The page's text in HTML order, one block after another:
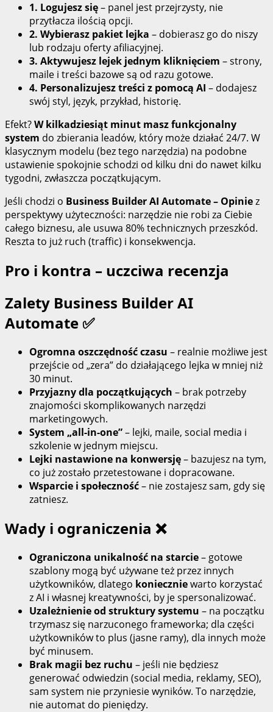
1. Logujesz się– panel jest przejrzysty, nie
przytłacza ilością opcji.
2. Wybierasz pakiet lejka – dobierasz go do niszy
lub rodzaju oferty afiliacyjnej.
3. Aktywujesz lejek jednym kliknięciem – strony,
maile i treści bazowe są od razu gotowe.
4. Personalizujesz treści z pomocą AI – dodajesz
swój styl, język, przykład, historię.
Efekt?W kilkadziesiąt minut masz funkcjonalny
system do zbierania leadów, który może działać 24/7. W
klasycznym modelu (bez tego narzędzia) na podobne
ustawienie spokojnie schodzi od kilku dni do nawet kilku
tygodni, zwłaszcza początkującym.
Jeśli chodzi o Business Builder AI Automate – Opiniez
perspektywy użyteczności: narzędzie nie robi za Ciebie
całego biznesu, ale usuwa 80% technicznych przeszkód.
Reszta to już ruch (traffic) i konsekwencja.
Pro i kontra – uczciwa recenzja
Zalety Business Builder AI
Automate ✅
Ogromna oszczędność czasu – realnie możliwe jest
przejście od „zera” do działającego lejka w mniej niż
30 minut.
Przyjazny dla początkujących – brak potrzeby
znajomości skomplikowanych narzędzi
marketingowych.
System „all‑in‑one”– lejki, maile, social media i
szkolenie w jednym miejscu.
Lejki nastawione na konwersję– bazujesz na tym,
co już zostało przetestowane i dopracowane.
Wsparcie i społeczność– nie zostajesz sam, gdy się
zatniesz.
Wady i ograniczenia ❌
Ograniczona unikalność na starcie– gotowe
szablony mogą być używane też przez innych
użytkowników, dlatego konieczniewarto korzystać
z AI i własnej kreatywności, by je spersonalizować.
Uzależnienie od struktury systemu – na początku
trzymasz się narzuconego frameworka; dla części
użytkowników to plus (jasne ramy), dla innych może
być minusem.
Brak magii bez ruchu – jeśli nie będziesz
generować odwiedzin (social media, reklamy, SEO),
sam system nie przyniesie wyników. To narzędzie,
nie automat do pieniędzy.